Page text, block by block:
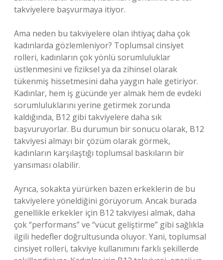
takviyelere başvurmaya itiyor.
Ama neden bu takviyelere olan ihtiyaç daha çok
kadınlarda gözlemleniyor? Toplumsal cinsiyet
rolleri, kadınların çok yönlü sorumluluklar
üstlenmesini ve fiziksel ya da zihinsel olarak
tükenmiş hissetmesini daha yaygın hale getiriyor.
Kadınlar, hem iş gücünde yer almak hem de evdeki
sorumluluklarını yerine getirmek zorunda
kaldığında, B12 gibi takviyelere daha sık
başvuruyorlar. Bu durumun bir sonucu olarak, B12
takviyesi almayı bir çözüm olarak görmek,
kadınların karşılaştığı toplumsal baskıların bir
yansıması olabilir.
Ayrıca, sokakta yürürken bazen erkeklerin de bu
takviyelere yöneldiğini görüyorum. Ancak burada
genellikle erkekler için B12 takviyesi almak, daha
çok “performans” ve “vücut geliştirme” gibi sağlıkla
ilgili hedefler doğrultusunda oluyor. Yani, toplumsal
cinsiyet rolleri, takviye kullanımını farklı şekillerde